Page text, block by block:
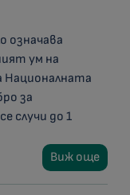
означава
ум на
Националната
за
случи до 1
Виж още